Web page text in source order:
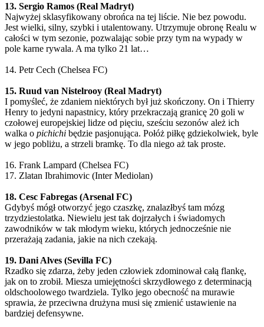
13. Sergio Ramos (Real Madryt)
Najwyżej sklasyfikowany obrońca na tej liście. Nie bez powodu.
Jest wielki, silny, szybki i utalentowany. Utrzymuje obronę Realu w
całości w tym sezonie, pozwalając sobie przy tym na wypady w
pole karne rywala. A ma tylko 21 lat…
14. Petr Cech (Chelsea FC)
15. Ruud van Nistelrooy (Real Madryt)
I pomyśleć, że zdaniem niektórych był już skończony. On i Thierry
Henry to jedyni napastnicy, który przekraczają granicę 20 goli w
czołowej europejskiej lidze od pięciu, sześciu sezonów ależ ich
walka o pichichi będzie pasjonująca. Połóż piłkę gdziekolwiek, byle
w jego pobliżu, a strzeli bramkę. To dla niego aż tak proste.
16. Frank Lampard (Chelsea FC)
17. Zlatan Ibrahimovic (Inter Mediolan)
18. Cesc Fabregas (Arsenal FC)
Gdybyś mógł otworzyć jego czaszkę, znalazłbyś tam mózg
trzydziestolatka. Niewielu jest tak dojrzałych i świadomych
zawodników w tak młodym wieku, których jednocześnie nie
przerażają zadania, jakie na nich czekają.
19. Dani Alves (Sevilla FC)
Rzadko się zdarza, żeby jeden człowiek zdominował całą flankę,
jak on to zrobił. Miesza umiejętności skrzydłowego z determinacją
oldschoolowego twardziela. Tylko jego obecność na murawie
sprawia, że przeciwna drużyna musi się zmienić ustawienie na
bardziej defensywne.